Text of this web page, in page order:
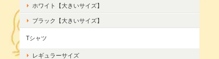
ホワイト【大きいサイズ】
ブラック【大きいサイズ】
Tシャツ
レギュラーサイズ